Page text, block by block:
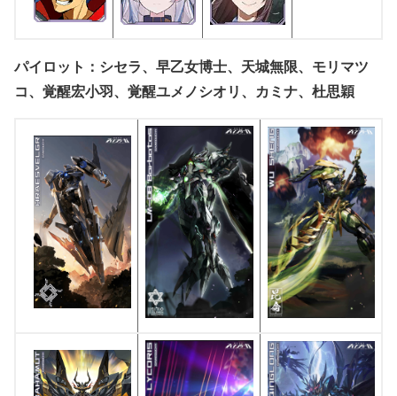
パイロット：シセラ、早乙女博士、天城無限、モリマツ
コ、覚醒宏小羽、覚醒ユメノシオリ、カミナ、杜思穎